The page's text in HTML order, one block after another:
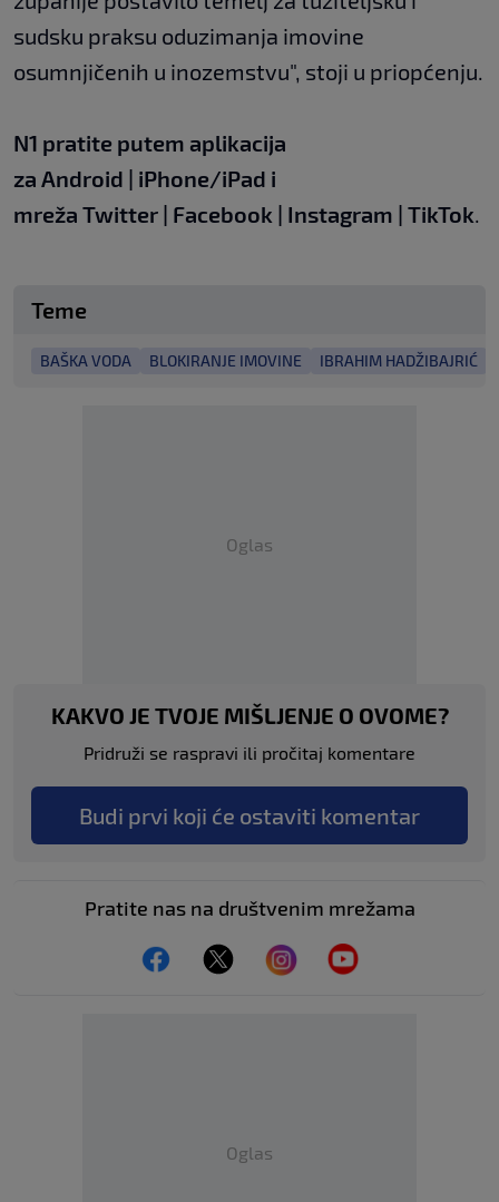
sudsku praksu oduzimanja imovine
osumnjičenih u inozemstvu", stoji u priopćenju.
N1 pratite putem aplikacija
za Android | iPhone/iPad i
mreža Twitter | Facebook | Instagram | TikTok.
Teme
BAŠKA VODA BLOKIRANJE IMOVINE IBRAHIM HADŽIBAJRIĆ
Oglas
KAKVO JE TVOJE MIŠLJENJE O OVOME?
Pridruži se raspravi ili pročitaj komentare
Budi prvi koji će ostaviti komentar
Pratite nas na društvenim mrežama
Oglas